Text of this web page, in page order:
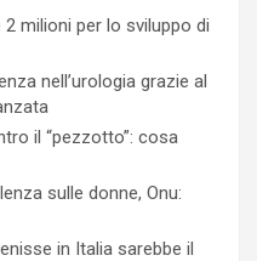
milioni per lo sviluppo di
nell’urologia grazie al
il “pezzotto”: cosa
sulle donne, Onu:
in Italia sarebbe il